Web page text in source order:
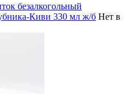
безалкогольный
Киви 330 мл ж/б Нет в